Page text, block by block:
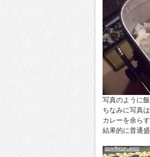
写真のように
ちなみに写真
カレーを余ら
結果的に普通